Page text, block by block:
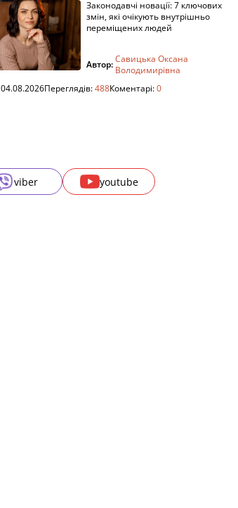
Законодавчі новації: 7 ключових
змін, які очікують внутрішньо
переміщених людей
Автор:Савицька Оксана
Володимирівна
04.08.2026Переглядів:488Коментарі:0
viber youtube